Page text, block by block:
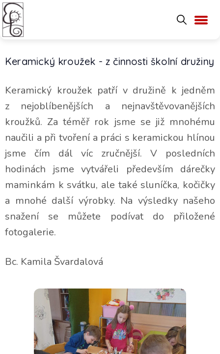
Keramický kroužek - z činnosti školní družiny
Keramický kroužek patří v družině k jedněm
z nejoblíbenějších a nejnavštěvovanějších
kroužků. Za téměř rok jsme se již mnohému
naučili a při tvoření a práci s keramickou hlínou
jsme čím dál víc zručnější. V posledních
hodinách jsme vytvářeli především dárečky
maminkám k svátku, ale také sluníčka, kočičky
a mnohé další výrobky. Na výsledky našeho
snažení se můžete podívat do přiložené
fotogalerie.
Bc. Kamila Švardalová